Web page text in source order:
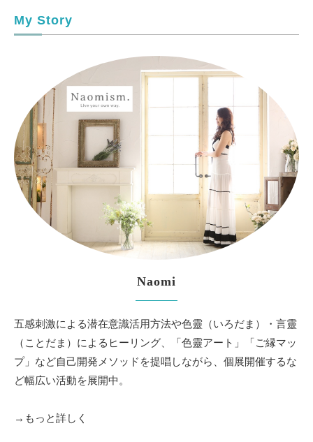
My Story
Naomi
五感刺激による潜在意識活用方法や色靈（いろだま）・言靈
（ことだま）によるヒーリング、「色靈アート」「ご縁マッ
プ」など自己開発メソッドを提唱しながら、個展開催するな
ど幅広い活動を展開中。
→もっと詳しく